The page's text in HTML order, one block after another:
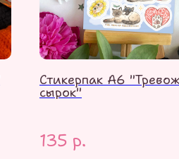
Стикерпак А6
сырок"
135 р.